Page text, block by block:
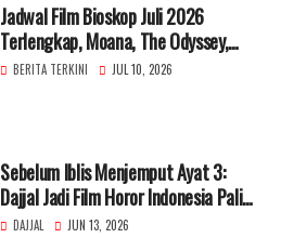
Jadwal Film Bioskop Juli 2026
Terlengkap, Moana, The Odyssey,
Spider-Man hingga Horor Indonesia
BERITA TERKINI JUL 10, 2026
Sebelum Iblis Menjemput Ayat 3:
Dajjal Jadi Film Horor Indonesia Paling
Dinantikan?
DAJJAL JUN 13, 2026